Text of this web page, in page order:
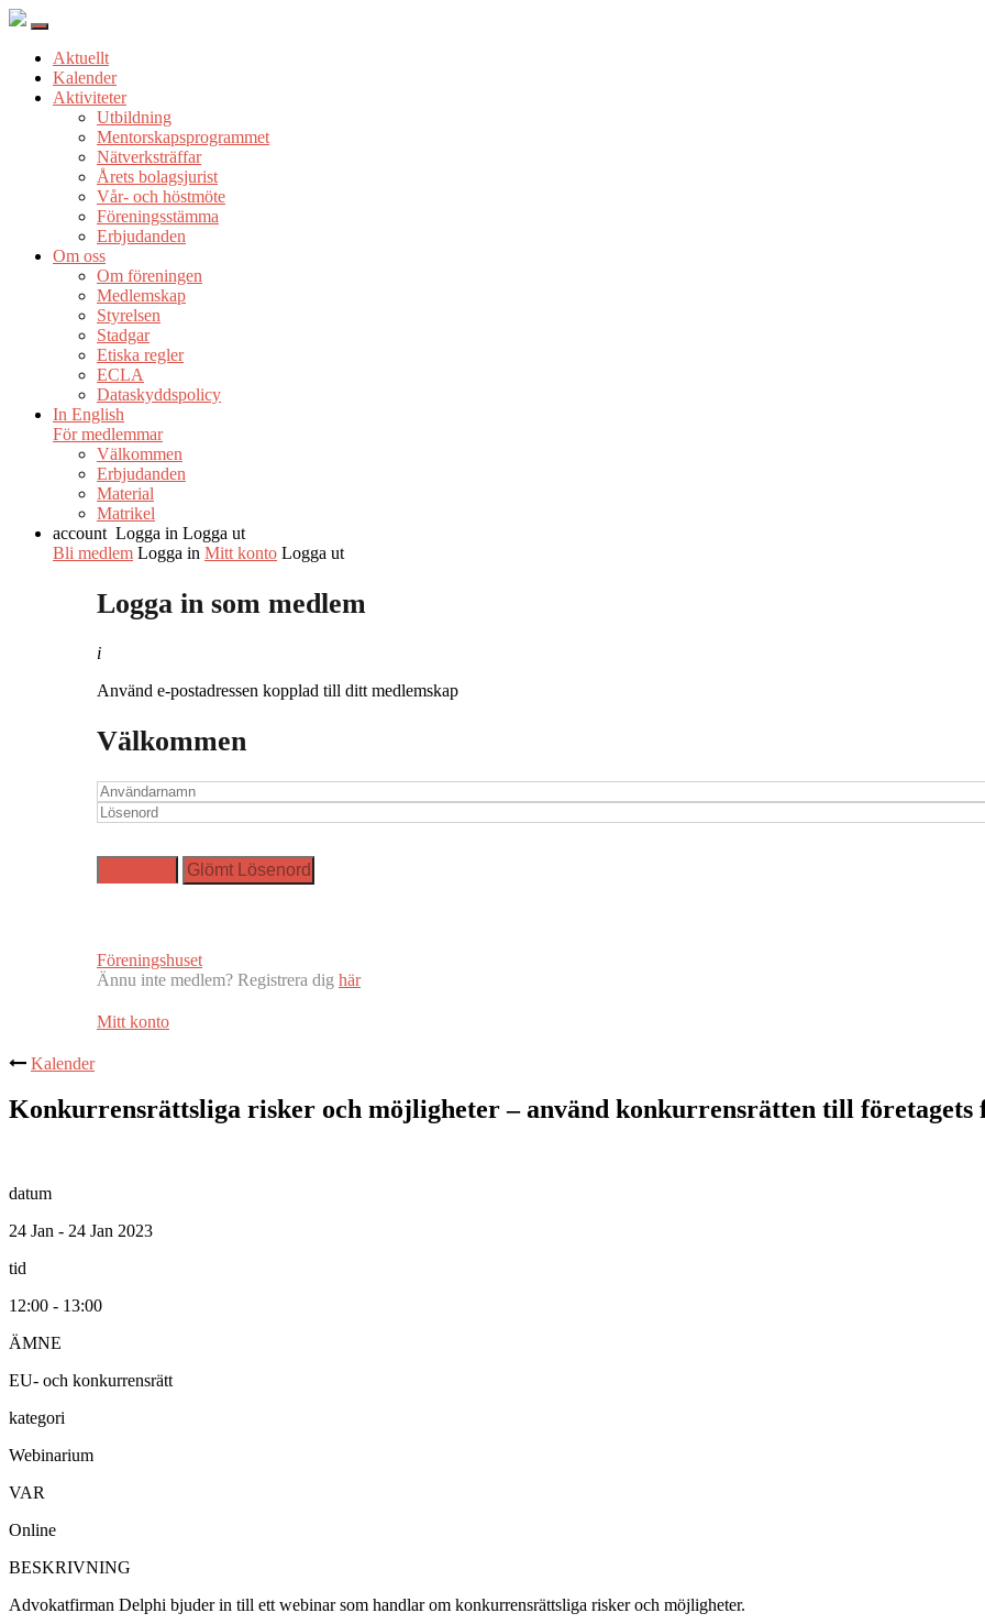
Aktuellt
Kalender
Aktiviteter
Utbildning
Mentorskapsprogrammet
Nätverksträffar
Årets bolagsjurist
Vår- och höstmöte
Föreningsstämma
Erbjudanden
Om oss
Om föreningen
Medlemskap
Styrelsen
Stadgar
Etiska regler
ECLA
Dataskyddspolicy
In English
För medlemmar
Välkommen
Erbjudanden
Material
Matrikel
account Logga in Logga ut
Bli medlem Logga in Mitt konto Logga ut
Logga in som medlem
i
Använd e-postadressen kopplad till ditt medlemskap
Välkommen
Föreningshuset
Ännu inte medlem? Registrera dig här
Mitt konto
Kalender
Konkurrensrättsliga risker och möjligheter – använd konkurrensrätten till företagets
datum
24 Jan - 24 Jan 2023
tid
12:00 - 13:00
ÄMNE
EU- och konkurrensrätt
kategori
Webinarium
VAR
Online
BESKRIVNING
Advokatfirman Delphi bjuder in till ett webinar som handlar om konkurrensrättsliga risker och möjligheter.